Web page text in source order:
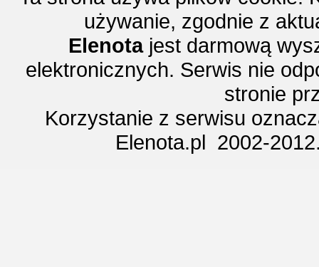
używanie, zgodnie z
Elenotajest darmową
elektronicznych. Serwis nie
stronie
Korzystanie z serwisu
Elenota.pl 2002-